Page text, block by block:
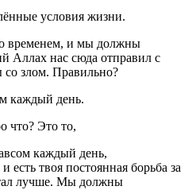
условия жизни.
временем, и мы должны
Аллах нас сюда отправил с
злом. Правильно?
каждый день.
что? Это то,
каждый день,
есть твоя постоянная борьба за
лучше. Мы должны